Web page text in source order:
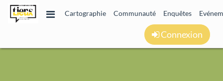
Cartographie Communauté Enquêtes
Connexion